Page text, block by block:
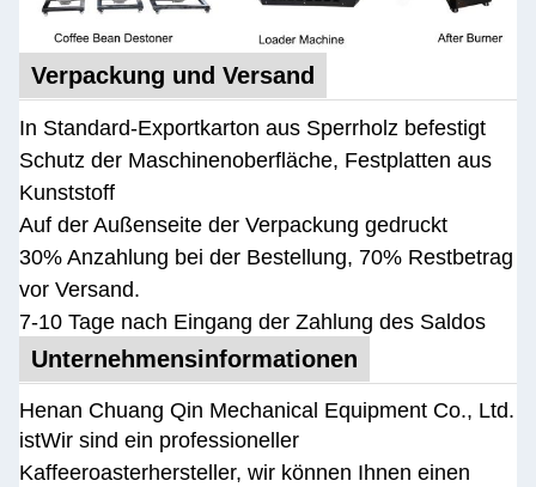
Verpackung und Versand
In Standard-Exportkarton aus Sperrholz befestigt
Schutz der Maschinenoberfläche, Festplatten aus
Kunststoff
Auf der Außenseite der Verpackung gedruckt
30% Anzahlung bei der Bestellung, 70% Restbetrag
vor Versand.
7-10 Tage nach Eingang der Zahlung des Saldos
Unternehmensinformationen
Henan Chuang Qin Mechanical Equipment Co., Ltd.
istWir sind ein professioneller
Kaffeeroasterhersteller, wir können Ihnen einen